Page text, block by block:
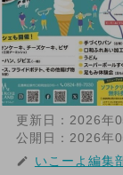
更新日： 2026年
公開日： 2026年
いこーよ編集